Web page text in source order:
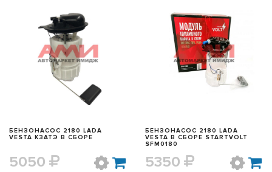
БЫСТРЫЙ ПРОСМОТР
БЕНЗОНАСОС 2180 LADA
VESTA КЗАТЭ В СБОРЕ
5050
БЫСТРЫЙ ПРОСМОТР
БЕНЗОНАСОС 2180 LADA
VESTA В СБОРЕ STARTVOLT
SFM0180
5350